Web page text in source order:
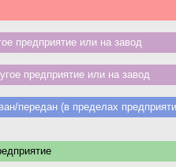
предприятие или на завод
предприятие или на завод
передан (в пределах